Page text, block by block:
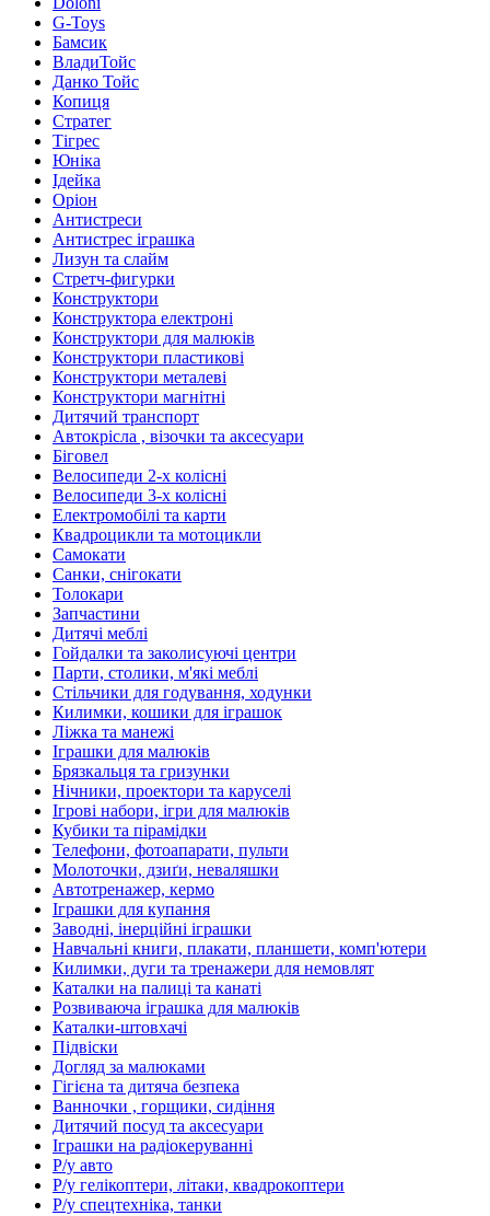
G-Toys
Бамсик
ВладиТойс
Данко Тойс
Копиця
Стратег
Тігрес
Юніка
Ідейка
Оріон
Антистреси
Антистрес іграшка
Лизун та слайм
Стретч-фигурки
Конструктори
Конструктора електроні
Конструктори для малюків
Конструктори пластикові
Конструктори металеві
Конструктори магнітні
Дитячий транспорт
Автокрісла , візочки та аксесуари
Біговел
Велосипеди 2-х колісні
Велосипеди 3-х колісні
Електромобілі та карти
Квадроцикли та мотоцикли
Самокати
Санки, снігокати
Толокари
Запчастини
Дитячі меблі
Гойдалки та заколисуючі центри
Парти, столики, м'які меблі
Стільчики для годування, ходунки
Килимки, кошики для іграшок
Ліжка та манежі
Іграшки для малюків
Брязкальця та гризунки
Нічники, проектори та каруселі
Ігрові набори, ігри для малюків
Кубики та пірамідки
Телефони, фотоапарати, пульти
Молоточки, дзиґи, неваляшки
Автотренажер, кермо
Іграшки для купання
Заводні, інерційні іграшки
Навчальні книги, плакати, планшети, комп'ютери
Килимки, дуги та тренажери для немовлят
Каталки на палиці та канаті
Розвиваюча іграшка для малюків
Каталки-штовхачі
Підвіски
Догляд за малюками
Гігієна та дитяча безпека
Ванночки , горщики, сидіння
Дитячий посуд та аксесуари
Іграшки на радіокеруванні
Р/у авто
Р/у гелікоптери, літаки, квадрокоптери
Р/у спецтехніка, танки